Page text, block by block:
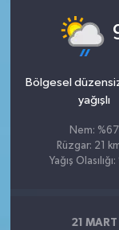
Bölgesel
yağışlı
Nem: %67
Rüzgar: 21
Yağış
21 MART